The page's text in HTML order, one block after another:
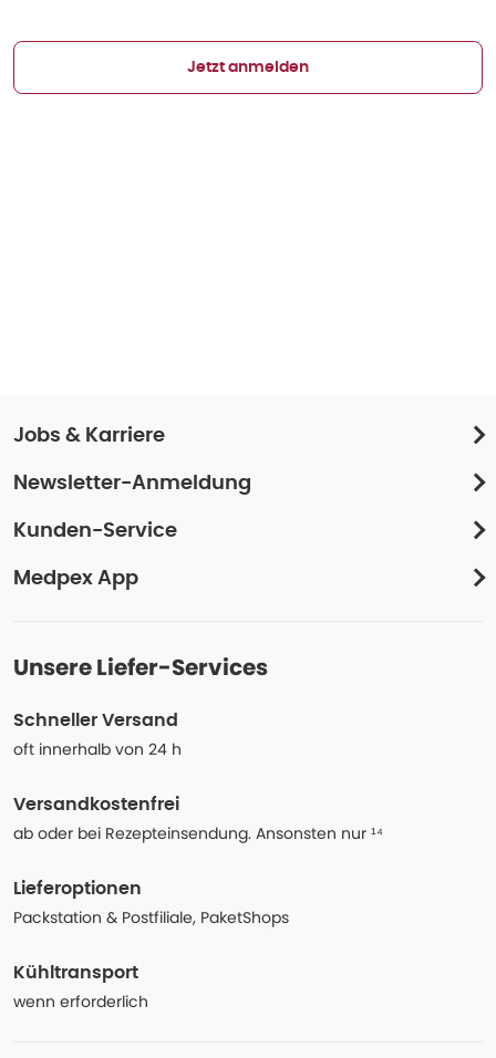
Jetzt anmelden
Jobs & Karriere
Newsletter-Anmeldung
Kunden-Service
Medpex App
Unsere Liefer-Services
Schneller Versand
oft innerhalb von 24 h
Versandkostenfrei
ab oder bei Rezepteinsendung. Ansonsten nur ¹⁴
Lieferoptionen
Packstation & Postfiliale, PaketShops
Kühltransport
wenn erforderlich